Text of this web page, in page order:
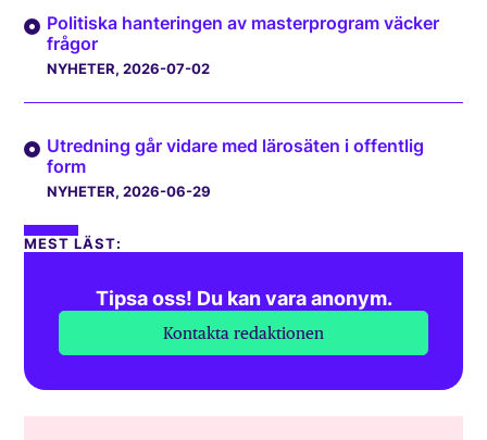
Politiska hanteringen av masterprogram väcker
frågor
NYHETER, 2026-07-02
Utredning går vidare med lärosäten i offentlig
form
NYHETER, 2026-06-29
MEST LÄST:
Tipsa oss! Du kan vara anonym.
Kontakta redaktionen